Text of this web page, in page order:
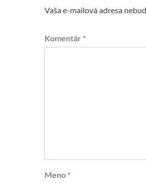
Vaša e-mailová adresa
Komentár *
Meno *